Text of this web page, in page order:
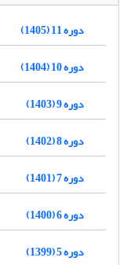
دوره 11 (1405)
دوره 10 (1404)
دوره 9 (1403)
دوره 8 (1402)
دوره 7 (1401)
دوره 6 (1400)
دوره 5 (1399)